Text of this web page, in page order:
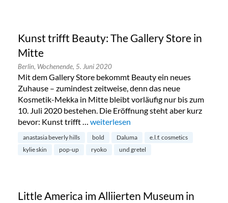
Kunst trifft Beauty: The Gallery Store in
Mitte
Berlin, Wochenende, 5. Juni 2020
Mit dem Gallery Store bekommt Beauty ein neues
Zuhause – zumindest zeitweise, denn das neue
Kosmetik-Mekka in Mitte bleibt vorläufig nur bis zum
10. Juli 2020 bestehen. Die Eröffnung steht aber kurz
bevor: Kunst trifft … „Kunst trifft Beauty: The Gallery Store
weiterlesen
anastasia beverly hills bold Daluma
e.l.f. cosmetics
kylie skin
pop-up ryoko und gretel
Little America im Alliierten Museum in